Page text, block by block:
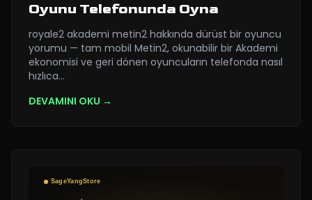
Oyunu Telefonunda Oyna
royale2 akademi metin2 hakkında dürüst bir oyuncu
yorumu — tam mobil Metin2, okunabilir bir Akademi
ekonomisi ve geri dönen oyuncuların telefonda nasıl
hızlıca…
DEVAMINI OKU →